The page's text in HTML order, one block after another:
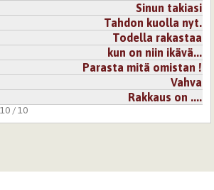
Sinun takiasi
Tahdon kuolla nyt.
Todella rakastaa
kun on niin ikävä...
Parasta mitä omistan !
Vahva
Rakkaus on ....
/ 10